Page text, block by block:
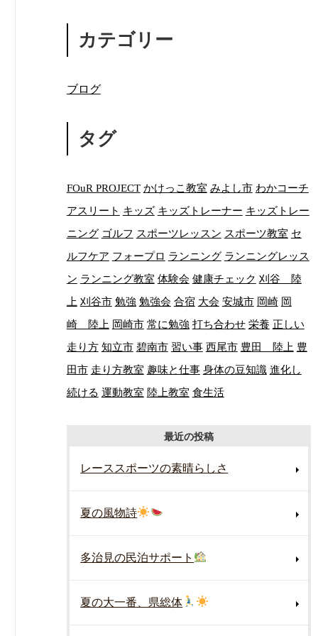
カテゴリー
ブログ
タグ
FOuR PROJECT かけっこ教室 みよし市 わかコーチ
アスリート キッズ キッズトレーナー キッズトレー
ニング ゴルフ スポーツレッスン スポーツ教室 セ
ルフケア フォープロ ランニング ランニングレッス
ン ランニング教室 体験会 健康チェック 刈谷 陸
上 刈谷市 勉強 勉強会 合宿 大会 安城市 岡崎 岡
崎 陸上 岡崎市 常に勉強 打ち合わせ 栄養 正しい
走り方 知立市 碧南市 習い事 西尾市 豊田 陸上 豊
田市 走り方教室 趣味と仕事 身体の豆知識 進化し
続ける 運動教室 陸上教室 食生活
最近の投稿
レーススポーツの素晴らしさ
夏の風物詩
多治見の民泊サポート
夏の大一番、県総体